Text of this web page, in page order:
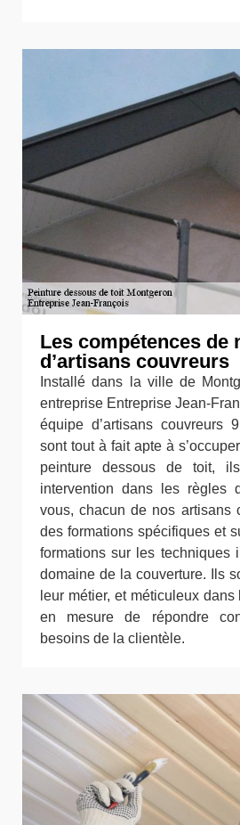
Les compétences de
d’artisans couvreurs
Installé dans la ville de
entreprise Entreprise Jean-
équipe d’artisans couvreurs
sont tout à fait apte à
peinture dessous de toit,
intervention dans les règles
vous, chacun de nos artisans
des formations spécifiques et
formations sur les techniques
domaine de la couverture. Ils
leur métier, et méticuleux
en mesure de répondre
besoins de la clientèle.